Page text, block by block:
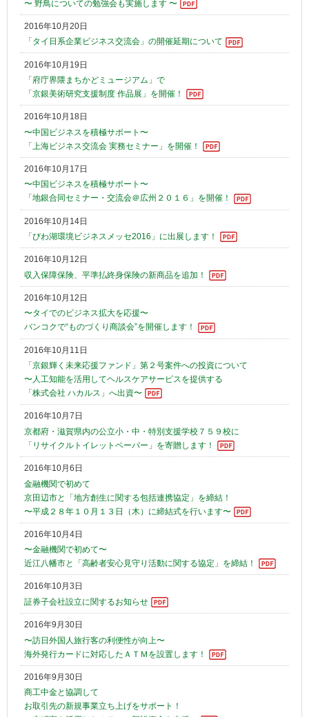
〜 野鳥についての勉強会も実施します 〜
2016年10月20日
「タイ日系企業ビジネス交流会」の開催延期について
2016年10月19日
「府庁界隈まちかどミュージアム」で
「京銀美術研究支援制度 作品展」を開催！
2016年10月18日
〜中国ビジネスを積極サポート〜
「上海ビジネス交流会 実務セミナー」を開催！
2016年10月17日
〜中国ビジネスを積極サポート〜
「地銀合同セミナー・交流会＠広州２０１６」を開催！
2016年10月14日
「びわ湖環境ビジネスメッセ2016」に出展します！
2016年10月12日
収入保障保険、平準払終身保険の新商品を追加！
2016年10月12日
〜タイでのビジネス拡大を応援〜
バンコクで“ものづくり商談会”を開催します！
2016年10月11日
「京銀輝く未来応援ファンド」第２号案件への投資について
〜人工知能を活用してヘルスケアサービスを提供する
「株式会社 ハカルス」へ出資〜
2016年10月7日
京都府・滋賀県内の公立小・中・特別支援学校７５９校に
「リサイクルトイレットペーパー」を寄贈します！
2016年10月6日
金融機関で初めて
京田辺市と「地方創生に関する包括連携協定」を締結！
〜平成２８年１０月１３日（木）に締結式を行います〜
2016年10月4日
〜金融機関で初めて〜
近江八幡市と「高齢者安心見守り活動に関する協定」を締結！
2016年10月3日
証券子会社設立に関するお知らせ
2016年9月30日
〜訪日外国人旅行客の利便性が向上〜
海外発行カードに対応したＡＴＭを設置します！
2016年9月30日
商工中金と協調して
お取引先の新規事業立ち上げをサポート！